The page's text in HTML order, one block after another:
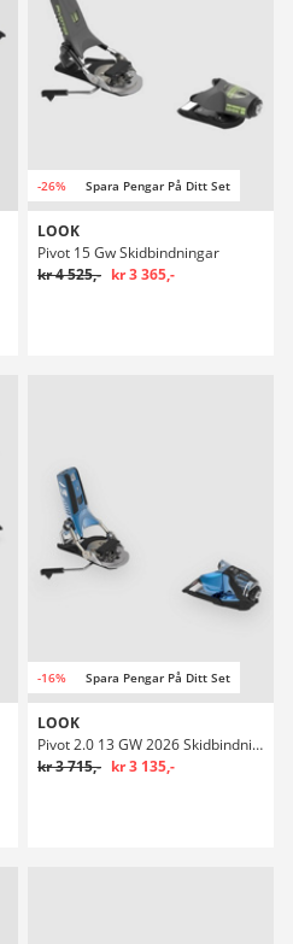
-26% Spara Pengar På Ditt Set
LOOK
Pivot 15 Gw Skidbindningar
kr 4 525,- kr 3 365,-
-16% Spara Pengar På Ditt Set
LOOK
Pivot 2.0 13 GW 2026 Skidbindningar
kr 3 715,- kr 3 135,-